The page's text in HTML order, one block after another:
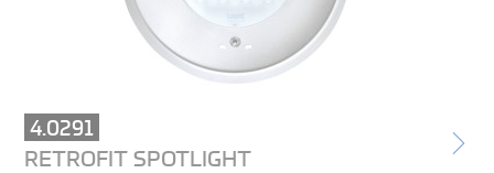
4.0291
RETROFIT SPOTLIGHT